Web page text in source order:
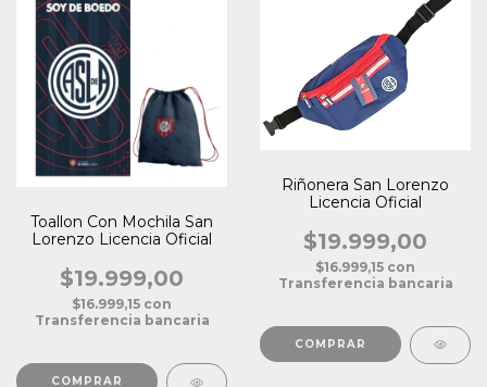
Toallon Con Mochila San
Lorenzo Licencia Oficial
$19.999,00
$16.999,15 con
Transferencia bancaria
Riñonera San Lorenzo
Licencia Oficial
$19.999,00
$16.999,15 con
Transferencia bancaria